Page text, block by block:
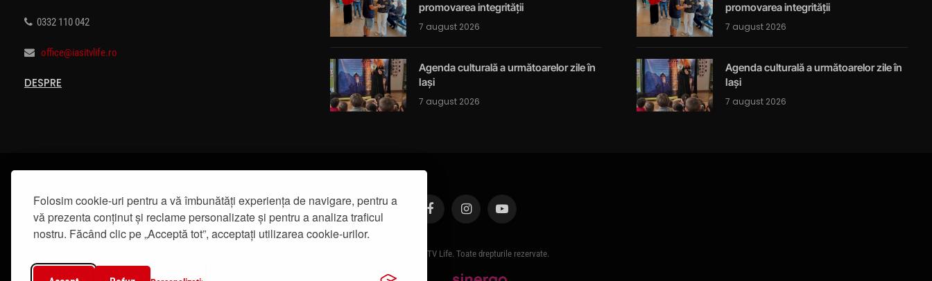
Folosim cookie-uri pentru a vă îmbunătăți experiența de navigare, pentru a
vă prezenta conținut și reclame personalizate și pentru a analiza traficul
nostru. Făcând clic pe „Acceptă tot”, acceptați utilizarea cookie-urilor.
0332 110 042
office@iasitvlife.ro
DESPRE
promovarea integrității
7 august 2026
Agenda culturală a următoarelor zile în
Iași
7 august 2026
promovarea integrității
7 august 2026
Agenda culturală a următoarelor zile în
Iași
7 august 2026
FacebookInstagramYouTube
© 2019 - IasiTV Life. Toate drepturile rezervate.